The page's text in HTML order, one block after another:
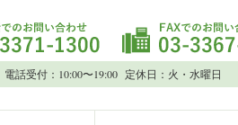
電話受付：10:00〜19:00 定休日：火・水曜日